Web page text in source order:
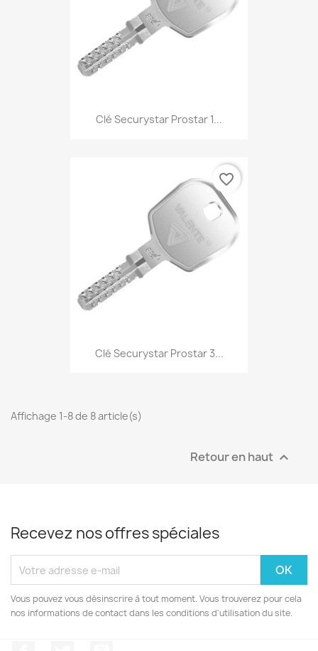
Clé Securystar Prostar 1...
Clé Securystar Prostar 3...
favorite_border
Affichage 1-8 de 8 article(s)
Retour en haut 
Recevez nos offres spéciales
Vous pouvez vous désinscrire à tout moment. Vous trouverez pour cela
nos informations de contact dans les conditions d'utilisation du site.